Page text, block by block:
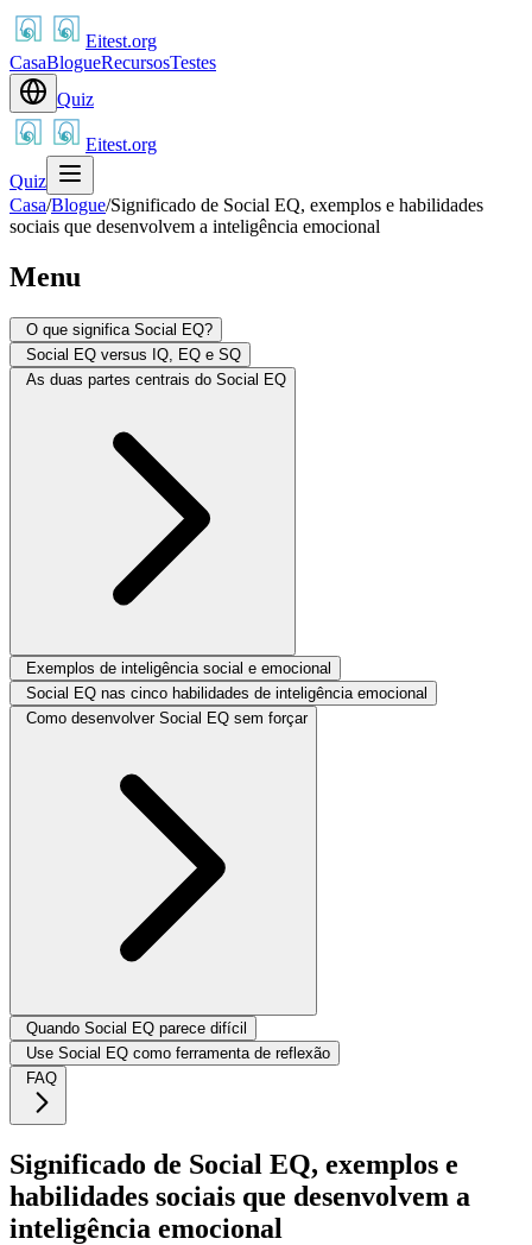
Eitest.org
CasaBlogueRecursosTestes
Quiz
Eitest.org
Quiz
Casa/Blogue/Significado de Social EQ, exemplos e habilidades
sociais que desenvolvem a inteligência emocional
Menu
O que significa Social EQ?
Social EQ versus IQ, EQ e SQ
As duas partes centrais do Social EQ
Exemplos de inteligência social e emocional
Social EQ nas cinco habilidades de inteligência emocional
Como desenvolver Social EQ sem forçar
Quando Social EQ parece difícil
Use Social EQ como ferramenta de reflexão
FAQ
Significado de Social EQ, exemplos e
habilidades sociais que desenvolvem a
inteligência emocional